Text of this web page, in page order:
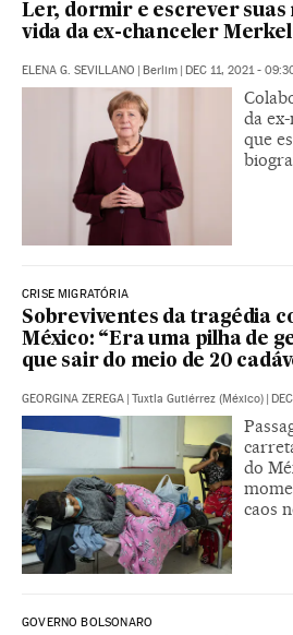
Ler, dormir e escrever suas
vida da ex-chanceler Merkel
ELENA G. SEVILLANO | Berlim | DEC 11, 2021 -
da
que
CRISE MIGRATÓRIA
Sobreviventes da tragédia
México: “Era uma pilha de
que sair do meio de 20
GEORGINA ZEREGA | Tuxtla Gutiérrez (México) |
do
caos
GOVERNO BOLSONARO